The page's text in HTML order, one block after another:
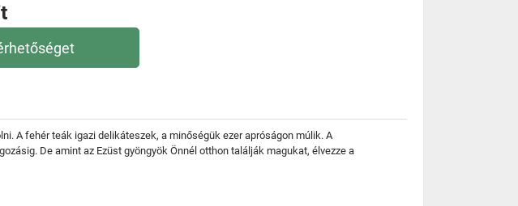
A fehér teák igazi delikáteszek, a minőségük ezer apróságon múlik. A
De amint az Ezüst gyöngyök Önnél otthon találják magukat, élvezze a